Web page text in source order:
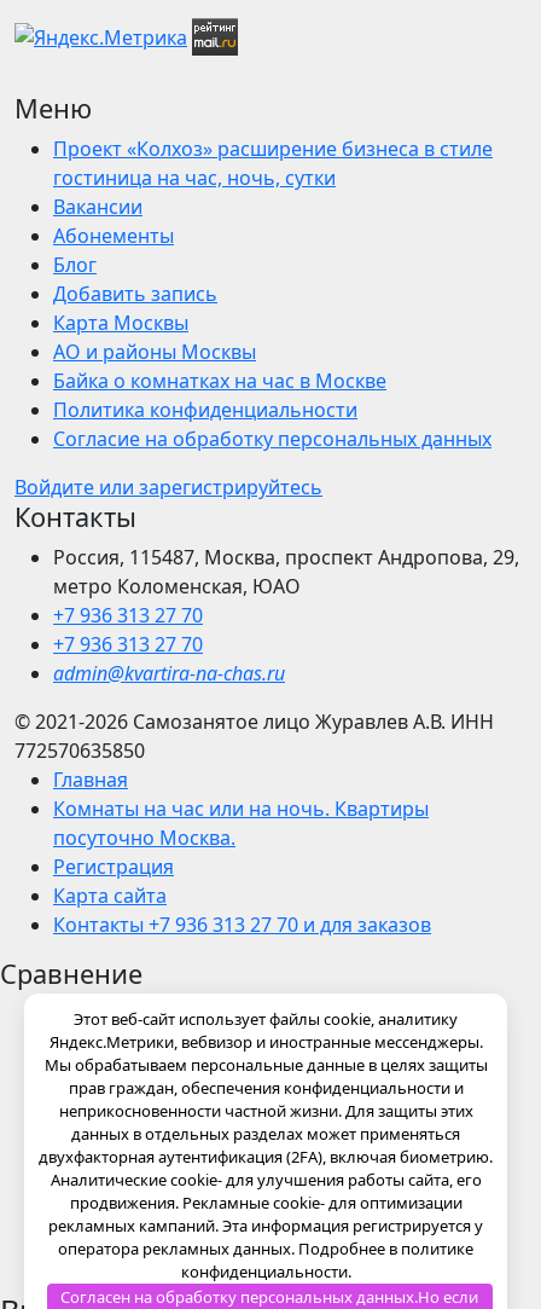
Меню
Проект «Колхоз» расширение бизнеса в стиле
гостиница на час, ночь, сутки
Вакансии
Абонементы
Блог
Добавить запись
Карта Москвы
АО и районы Москвы
Байка о комнатках на час в Москве
Политика конфиденциальности
Согласие на обработку персональных данных
Войдите или зарегистрируйтесь
Контакты
Россия, 115487, Москва, проспект Андропова, 29,
метро Коломенская, ЮАО
+7 936 313 27 70
+7 936 313 27 70
admin@kvartira-na-chas.ru
© 2021-2026 Самозанятое лицо Журавлев А.В. ИНН
772570635850
Главная
Комнаты на час или на ночь. Квартиры
посуточно Москва.
Регистрация
Карта сайта
Контакты +7 936 313 27 70 и для заказов
Сравнение
Этот веб-сайт использует файлы cookie, аналитику
Яндекс.Метрики, вебвизор и иностранные мессенджеры.
Мы обрабатываем персональные данные в целях защиты
прав граждан, обеспечения конфиденциальности и
неприкосновенности частной жизни. Для защиты этих
данных в отдельных разделах может применяться
двухфакторная аутентификация (2FA), включая биометрию.
Аналитические cookie- для улучшения работы сайта, его
продвижения. Рекламные cookie- для оптимизации
рекламных кампаний. Эта информация регистрируется у
оператора рекламных данных. Подробнее в политике
конфиденциальности.
Согласен на обработку персональных данных.Но если